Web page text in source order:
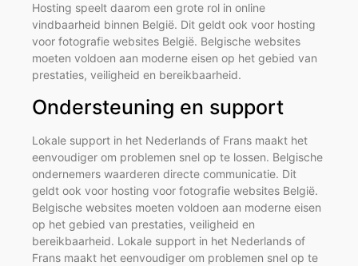
Hosting speelt daarom een grote rol in online
vindbaarheid binnen België. Dit geldt ook voor hosting
voor fotografie websites België. Belgische websites
moeten voldoen aan moderne eisen op het gebied van
prestaties, veiligheid en bereikbaarheid.
Ondersteuning en support
Lokale support in het Nederlands of Frans maakt het
eenvoudiger om problemen snel op te lossen. Belgische
ondernemers waarderen directe communicatie. Dit
geldt ook voor hosting voor fotografie websites België.
Belgische websites moeten voldoen aan moderne eisen
op het gebied van prestaties, veiligheid en
bereikbaarheid. Lokale support in het Nederlands of
Frans maakt het eenvoudiger om problemen snel op te